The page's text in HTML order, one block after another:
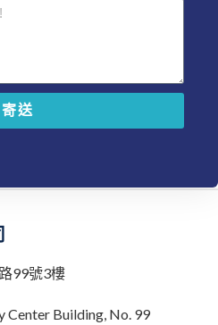
寄送
99號3樓
Center Building, No. 99